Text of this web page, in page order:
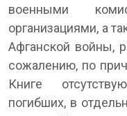
военными
организациями, а
Афганской войны,
сожалению, по
Книге
погибших, в